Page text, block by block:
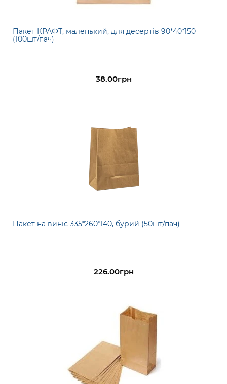
Пакет КРАФТ, маленький, для десертів 90*40*150
(100шт/пач)
38.00грн
Пакет на виніс 335*260*140, бурий (50шт/пач)
226.00грн